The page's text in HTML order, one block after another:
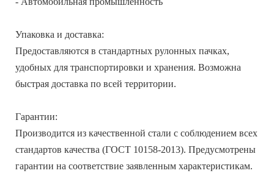
Упаковка и доставка:
Предоставляются в стандартных рулонных пачках,
удобных для транспортировки и хранения. Возможна
быстрая доставка по всей территории.
Гарантии:
Производится из качественной стали с соблюдением всех
стандартов качества (ГОСТ 10158-2013). Предусмотрены
гарантии на соответствие заявленным характеристикам.